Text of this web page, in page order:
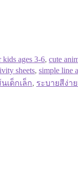
kids ages 3-6, cute
sheets, simple line
เด็กเล็ก, ระบายสีง่า